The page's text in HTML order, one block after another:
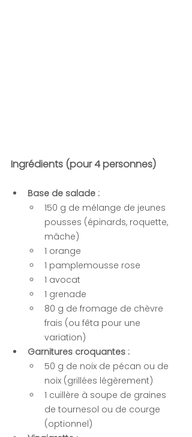
Ingrédients (pour 4 personnes)
Base de salade :
150 g de mélange de jeunes
pousses (épinards, roquette,
mâche)
1 orange
1 pamplemousse rose
1 avocat
1 grenade
80 g de fromage de chèvre
frais (ou fêta pour une
variation)
Garnitures croquantes :
50 g de noix de pécan ou de
noix (grillées légèrement)
1 cuillère à soupe de graines
de tournesol ou de courge
(optionnel)